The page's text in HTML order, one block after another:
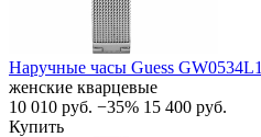
Наручные часы Guess GW0534L1
женские кварцевые
10 010 руб. −35% 15 400 руб.
Купить